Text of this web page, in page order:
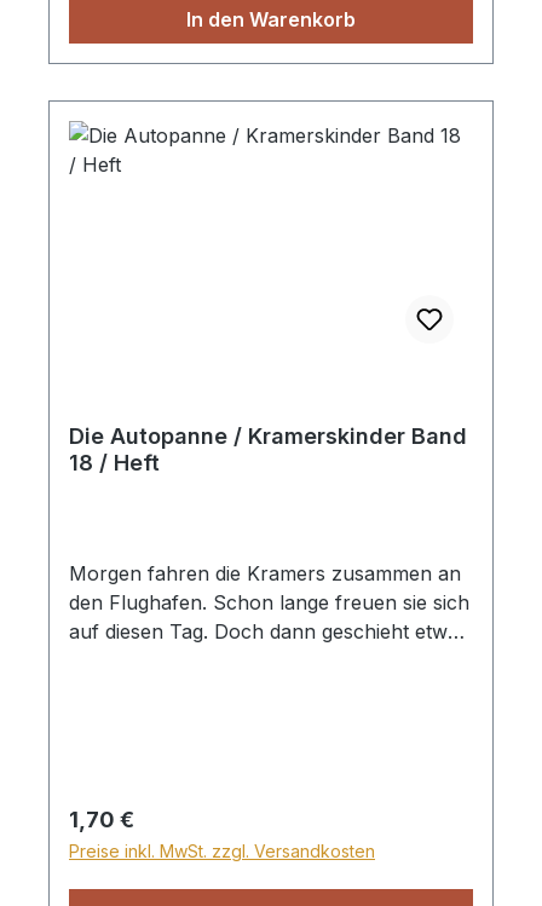
In den Warenkorb
Die Autopanne / Kramerskinder Band
18 / Heft
Morgen fahren die Kramers zusammen an
den Flughafen. Schon lange freuen sie sich
auf diesen Tag. Doch dann geschieht etwas.
Regulärer Preis:
1,70 €
Preise inkl. MwSt. zzgl. Versandkosten